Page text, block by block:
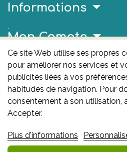
Ce site Web utilise ses propres
pour améliorer nos services et
publicités liées à vos
habitudes de navigation. Pour
consentement à son utilisation,
Accepter.
Plus d'informations
Informations
.
Mon Compte
Liens Utiles
AFMPS
L'AFMPS est l’autorité
médicaments et de produits de
médicaments et des
Avenue Galilée 5/03 1210